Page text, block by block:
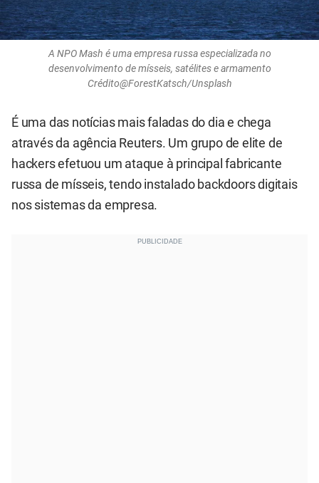
A NPO Mash é uma empresa russa especializada no
desenvolvimento de mísseis, satélites e armamento
Crédito@ForestKatsch/Unsplash
É uma das notícias mais faladas do dia e chega
através da agência Reuters. Um grupo de elite de
hackers efetuou um ataque à principal fabricante
russa de mísseis, tendo instalado backdoors digitais
nos sistemas da empresa.